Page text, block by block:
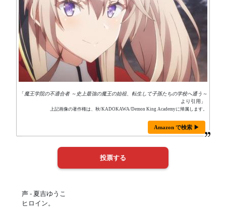
「魔王学院の不適合者 ～史上最強の魔王の始祖、転生して子孫たちの学校へ通う～
より引用」
上記画像の著作権は、秋/KADOKAWA/Demon King Academyに帰属します。
Amazon で検索 ▶
声 - 夏吉ゆうこ
ヒロイン。